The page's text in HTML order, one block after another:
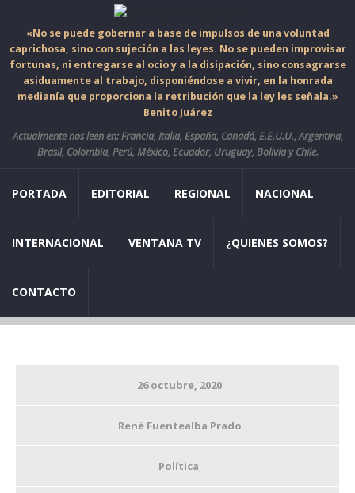
«No se puede gobernar a base de impulsos de una voluntad
caprichosa, sino con sujeción a las leyes. No se pueden improvisar
fortunas, ni entregarse al ocio y a la disipación, sino consagrarse
asiduamente al trabajo, disponiéndose a vivir, en la honrada
medianía que proporciona la retribución que la ley les señala.»
Benito Juárez
Actualmente nos leen en: Francia, Italia, España, Canadá, E.E.U.U., Argentina,
Brasil, Colombia, Perú, México, Ecuador, Uruguay, Bolivia y Chile.
PORTADA EDITORIAL REGIONAL NACIONAL
INTERNACIONAL VENTANA TV ¿QUIENES SOMOS?
CONTACTO
26 octubre, 2020
René Fuentealba Prado
Política,